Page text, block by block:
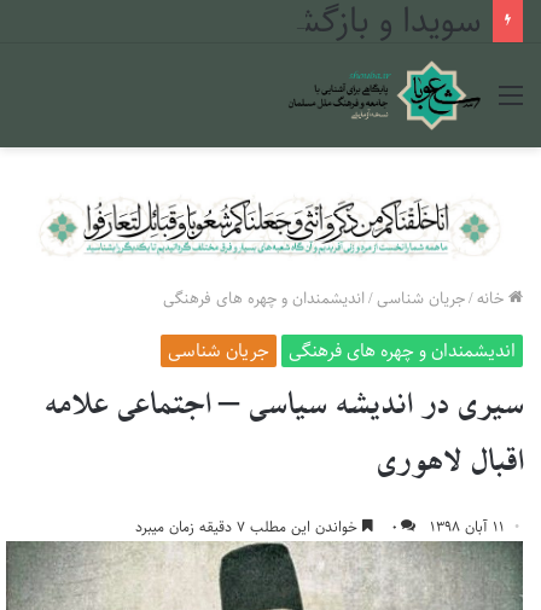
منو
خانه/جریان شناسی/اندیشمندان و چهره های فرهنگی
اندیشمندان و چهره های فرهنگی جریان شناسی
سیری در اندیشه سیاسی – اجتماعی علامه
اقبال لاهوری
۱۱ آبان ۱۳۹۸ ۰ خواندن این مطلب ۷ دقیقه زمان میبرد